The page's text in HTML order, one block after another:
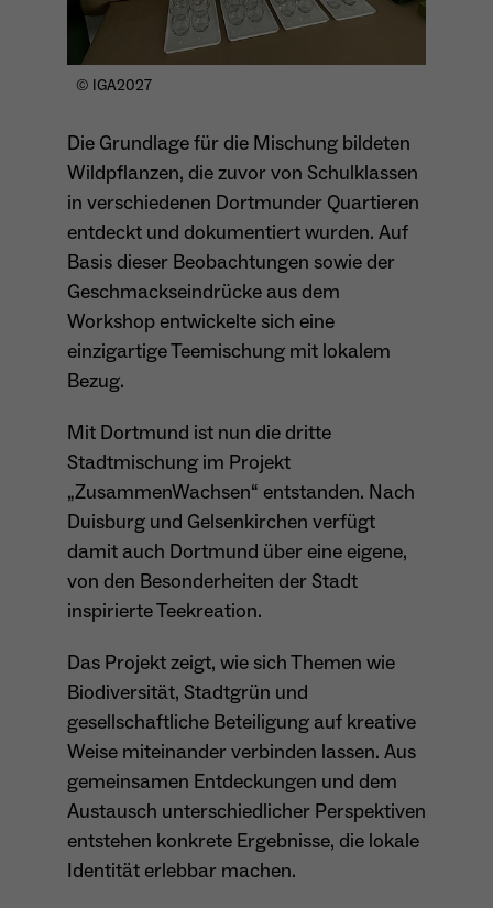
Name PHPSESSID
Laufzeit
Sessio-Cookie wird beim Schliessen der
Webseite wieder gelöscht
Zweck
(Formulare).
Name
Anbieter
Laufzeit Ende der Sitzung
Zweck
Dieser Cookie teilt der Webseite mit, ob ein
Besucher im Typo3-Backend angemeldet ist
und die Rechte besitzt diese zu verwalten.
Name cookie_optin
Anbieter Sgalinski
Zweck
Speichert den Zustimmungsstatus des
Benutzers für Cookies auf der aktuellen
Domäne.
Anbieter Matomo
Laufzeit 13 Monate
Zweck
Besuchers.
Name _pk_ses*
Laufzeit 30 Minuten
aktuellen Sitzung.
Name _pk_ref.*
Anbieter Matomo
Laufzeit
Zweck Speichert die Herkunft des Besuchers.
Name MATOMO_SESSID
Laufzeit Sitzung
Aktivierung Mehrsprachigkeit
Diese Cookies ermöglichen die automatische Übersetzung
Name googtrans
Anbieter GTranslate Inc.
Laufzeit 1 Jahr
Zweck
Speichert die vom Nutzer gewählte Sprache
für die automatische Übersetzung der
Website.
Cookie-Informationen anzeigen
© IGA2027
Die Grundlage für die Mischung bildeten
Wildpflanzen, die zuvor von Schulklassen
in verschiedenen Dortmunder Quartieren
entdeckt und dokumentiert wurden. Auf
Basis dieser Beobachtungen sowie der
Geschmackseindrücke aus dem
Workshop entwickelte sich eine
einzigartige Teemischung mit lokalem
Bezug.
Mit Dortmund ist nun die dritte
Stadtmischung im Projekt
„ZusammenWachsen“ entstanden. Nach
Duisburg und Gelsenkirchen verfügt
damit auch Dortmund über eine eigene,
von den Besonderheiten der Stadt
inspirierte Teekreation.
Das Projekt zeigt, wie sich Themen wie
Biodiversität, Stadtgrün und
gesellschaftliche Beteiligung auf kreative
Weise miteinander verbinden lassen. Aus
gemeinsamen Entdeckungen und dem
Austausch unterschiedlicher Perspektiven
entstehen konkrete Ergebnisse, die lokale
Identität erlebbar machen.